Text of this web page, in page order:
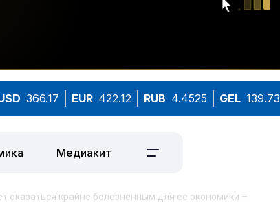
366.17 EUR 422.12 RUB 4.4525 GEL 139.73
Медиакит
оказаться крайне болезненным для ее экономики –